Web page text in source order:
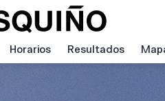
Horarios Resultados